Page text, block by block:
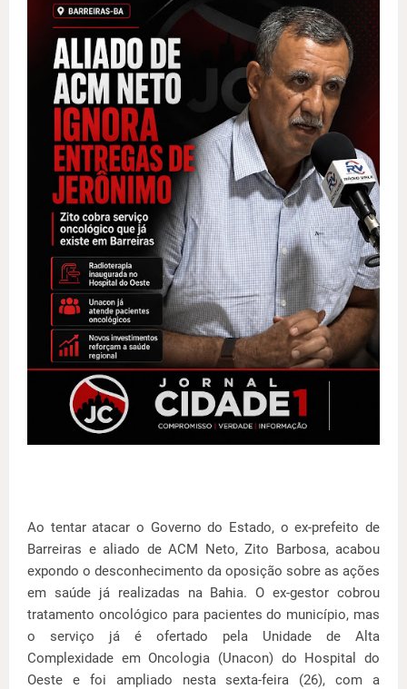
Ao tentar atacar o Governo do Estado, o ex-prefeito de
Barreiras e aliado de ACM Neto, Zito Barbosa, acabou
expondo o desconhecimento da oposição sobre as ações
em saúde já realizadas na Bahia. O ex-gestor cobrou
tratamento oncológico para pacientes do município, mas
o serviço já é ofertado pela Unidade de Alta
Complexidade em Oncologia (Unacon) do Hospital do
Oeste e foi ampliado nesta sexta-feira (26), com a